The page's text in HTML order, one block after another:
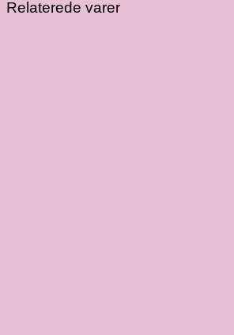
Relaterede varer